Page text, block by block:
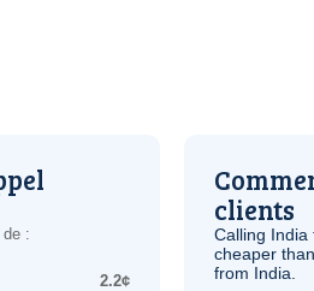
:
2.2¢
clients
Calling
cheaper
from India.